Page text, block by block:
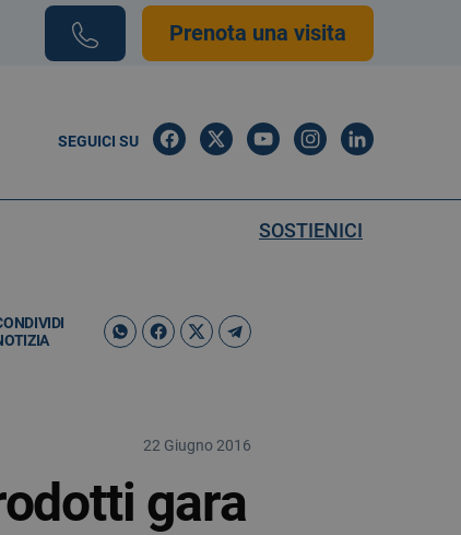
Prenota una visita
SEGUICI SU
SOSTIENICI
22 Giugno 2016
gara